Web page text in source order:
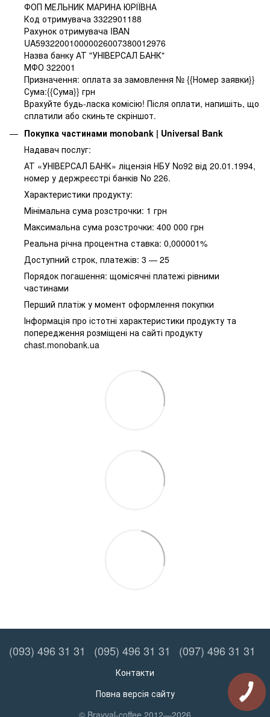
ФОП МЕЛЬНИК МАРИНА ЮРІЇВНА
Код отримувача 3322901188
Рахунок отримувача IBAN
UA593220010000026007380012976
Назва банку АТ "УНІВЕРСАЛ БАНК"
МФО 322001
Призначення: оплата за замовлення № {{Номер заявки}}
Сума:{{Сума}} грн
Врахуйте будь-ласка комісію! Після оплати, напишіть, що
сплатили або скиньте скріншот.
Покупка частинами monobank | Universal Bank
Надавач послуг:
АТ «УНІВЕРСАЛ БАНК» ліцензія НБУ No92 від 20.01.1994,
номер у держреєстрі банків No 226.
Характеристики продукту:
Мінімальна сума розстрочки: 1 грн
Максимальна сума розстрочки: 400 000 грн
Реальна річна процентна ставка: 0,000001%
Доступний строк, платежів: 3 — 25
Порядок погашення: щомісячні платежі рівними
частинами
Перший платіж у момент оформлення покупки
Інформація про істотні характеристики продукту та
попередження розміщені на сайті продукту
chast.monobank.ua
(093) 496 31 31 (095) 496 31 31 (097) 496 31 31
Контакти
Повна версія сайту
© Brayval-coffee 2012—2026